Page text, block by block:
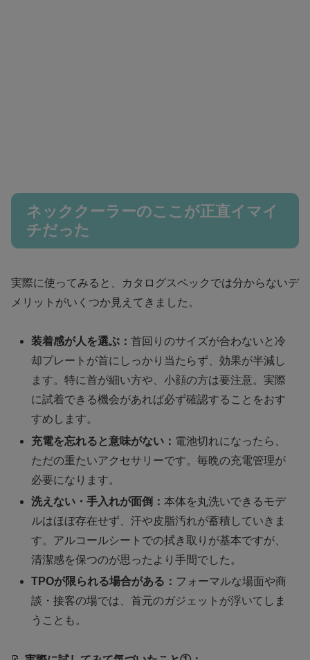
ネッククーラーのここが正直イマイ
チだった
実際に使ってみると、カタログスペックでは分からないデ
メリットがいくつか見えてきました。
装着感が人を選ぶ：首回りのサイズが合わないと冷
却プレートが首にしっかり当たらず、効果が半減し
ます。特に首が細い方や、小顔の方は要注意。実際
に試着できる機会があれば必ず確認することをおす
すめします。
充電を忘れると意味がない： 電池切れになったら、
ただの重たいアクセサリーです。毎晩の充電管理が
必要になります。
洗えない・手入れが面倒：本体を丸洗いできるモデ
ルはほぼ存在せず、汗や皮脂汚れが蓄積していきま
す。アルコールシートでの拭き取りが基本ですが、
清潔感を保つのが思ったより手間でした。
TPOが限られる場合がある： フォーマルな場面や商
談・接客の場では、首元のガジェットが浮いてしま
うことも。